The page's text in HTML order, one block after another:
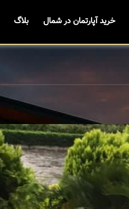
خرید آپارتمان در شمال بلاگ